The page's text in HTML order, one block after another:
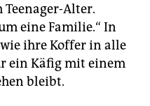
Alter.
eine Familie.“ In
ihre Koffer in alle
ein Käfig mit einem
bleibt.